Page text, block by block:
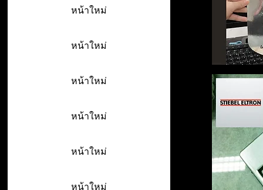
หน้าใหม่
หน้าใหม่
หน้าใหม่
หน้าใหม่
หน้าใหม่
หน้าใหม่